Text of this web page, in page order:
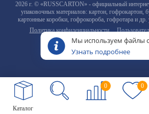
Каталог
0 0
2026 г. © «RUSSCARTON» - официальный
упаковочных материалов: картон, гофрокартон,
картонные коробки, гофрокороба, гофротара и
Политика конфиденциальности
Мы используем файлы
Узнать подробнее